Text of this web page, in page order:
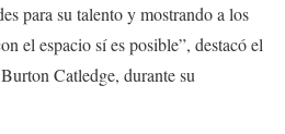
para su talento y mostrando a los
el espacio sí es posible”, destacó el
Catledge, durante su